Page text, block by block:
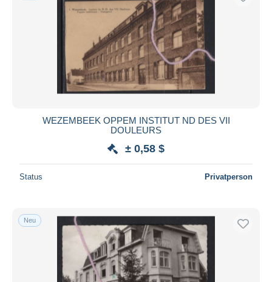
WEZEMBEEK OPPEM INSTITUT ND DES VII
DOULEURS
± 0,58 $
Status Privatperson
Neu